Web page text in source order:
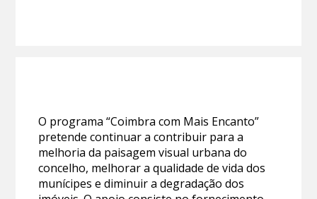
O programa “Coimbra com Mais Encanto”
pretende continuar a contribuir para a
melhoria da paisagem visual urbana do
concelho, melhorar a qualidade de vida dos
munícipes e diminuir a degradação dos